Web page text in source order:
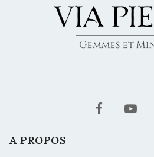
A PROPOS